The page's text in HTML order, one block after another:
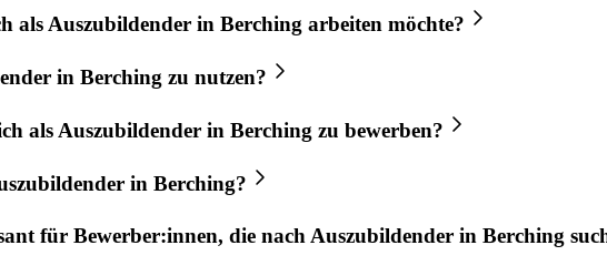
alsAuszubildender in Berching arbeiten möchte?
in Berching zu nutzen?
als Auszubildender in Berching zu bewerben?
in Berching?
für Bewerber:innen, die nachAuszubildender in Berching